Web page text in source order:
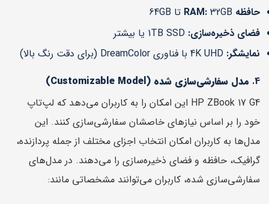
حافظه RAM: 32GB تا 64GB
فضای ذخیره‌سازی:
نمایشگر:
4. مدل سفارشی‌سازی شده (Customizable Model)
HP ZBook 17 G4 این امکان را به کاربران می‌دهد که لپ‌تاپ
خود را بر اساس نیازهای خاصشان سفارشی‌سازی کنند. این
مدل‌ها به کاربران امکان انتخاب اجزای مختلف از جمله پردازنده،
گرافیک، حافظه و فضای ذخیره‌سازی را می‌دهند. در مدل‌های
سفارشی‌سازی شده، کاربران می‌توانند مشخصاتی مانند: